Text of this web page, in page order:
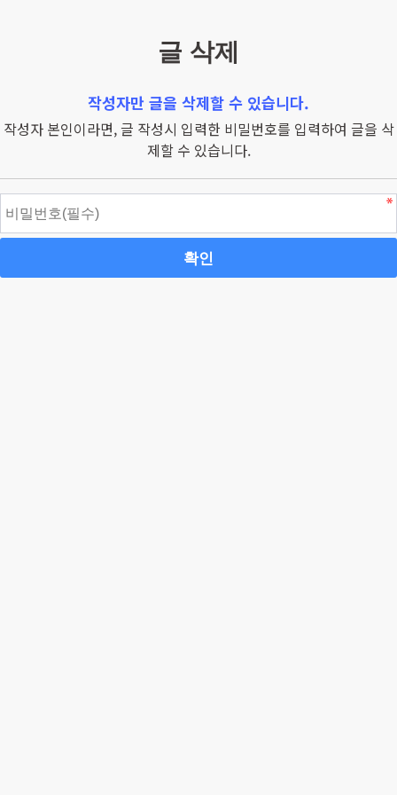
글 삭제
작성자만 글을 삭제할 수 있습니다.
작성자 본인이라면, 글 작성시 입력한 비밀번호를 입력하여 글을 삭
제할 수 있습니다.